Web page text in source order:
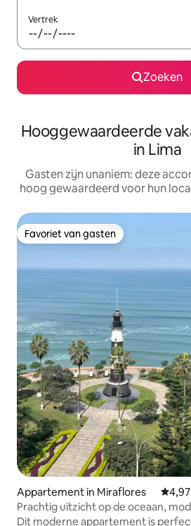
Vertrek
Zoeken
Hooggewaardeerde
in Lima
Gasten zijn unaniem: deze
hoog gewaardeerd voor hun
Favoriet van gasten
Favoriet van gasten
Appartement in Miraflores
4,97
Prachtig uitzicht op de oceaan,
appartement met 3 slaapkamers
Dit moderne appartement is